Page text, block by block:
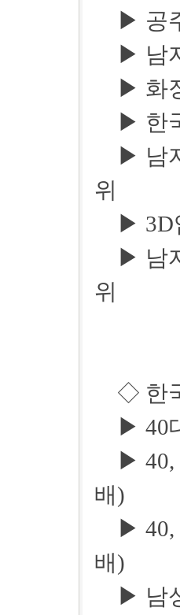
▶ 공
▶ 남
▶ 화
▶ 한
▶ 남자
위
▶ 3D
▶ 남자
위
◇ 한
▶ 40
▶ 40,
배)
▶ 40,
배)
▶ 남성